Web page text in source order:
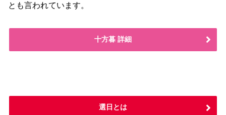
とも言われています。
十方暮 詳細
選日とは